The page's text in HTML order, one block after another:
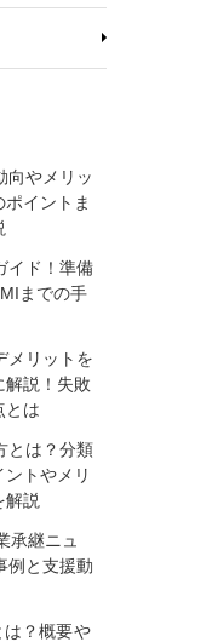
向やメリッ
ポイントま
イド！準備
までの手
メリットを
解説！失敗
とは
とは？分類
トやメリ
解説
承継ニュ
例と支援動
は？概要や